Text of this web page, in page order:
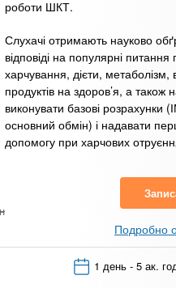
роботи ШКТ.
Слухачі отримають науково
відповіді на популярні питання
харчування, дієти, метаболізм,
продуктів на здоров’я, а також
виконувати базові розрахунки
основний обмін) і надавати
допомогу при харчових
Подробно
1 день - 5 ак.